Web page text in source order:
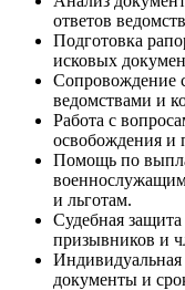
ответов
Подготовка
исковых
Сопровождение
ведомствами и
Работа с
освобождения и
Помощь по
и льготам.
Судебная
призывников и
Индивидуальная
документы и